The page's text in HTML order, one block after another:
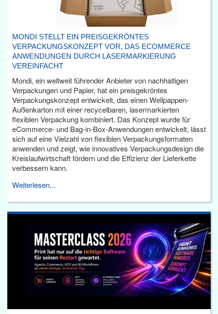
MONDI STELLT EIN PREISGEKRÖNTES
VERPACKUNGSKONZEPT VOR, DAS ECOMMERCE
ANWENDUNGEN DURCH LASERMARKIERUNG
VEREINFACHT
Mondi, ein weltweit führender Anbieter von nachhaltigen
Verpackungen und Papier, hat ein preisgekröntes
Verpackungskonzept entwickelt, das einen Wellpappen-
Außenkarton mit einer recycelbaren, lasermarkierten
flexiblen Verpackung kombiniert. Das Konzept wurde für
eCommerce- und Bag-in-Box-Anwendungen entwickelt, lässt
sich auf eine Vielzahl von flexiblen Verpackungsformaten
anwenden und zeigt, wie innovatives Verpackungsdesign die
Kreislaufwirtschaft fördern und die Effizienz der Lieferkette
verbessern kann.
Weiterlesen...